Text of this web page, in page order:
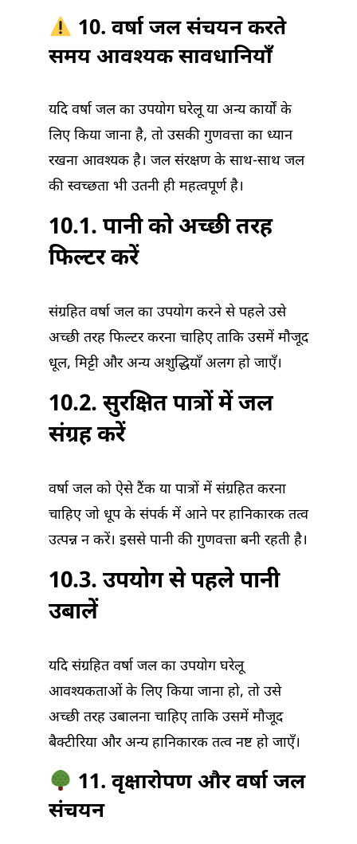
10. वर्षा जल संचयन करते
समय आवश्यक सावधानियाँ
यदि वर्षा जल का उपयोग घरेलू या अन्य कार्यों के
लिए किया जाना है, तो उसकी गुणवत्ता का ध्यान
रखना आवश्यक है। जल संरक्षण के साथ-साथ जल
की स्वच्छता भी उतनी ही महत्वपूर्ण है।
10.1. पानी को अच्छी तरह
फिल्टर करें
संग्रहित वर्षा जल का उपयोग करने से पहले उसे
अच्छी तरह फिल्टर करना चाहिए ताकि उसमें मौजूद
धूल, मिट्टी और अन्य अशुद्धियाँ अलग हो जाएँ।
10.2. सुरक्षित पात्रों में जल
संग्रह करें
वर्षा जल को ऐसे टैंक या पात्रों में संग्रहित करना
चाहिए जो धूप के संपर्क में आने पर हानिकारक तत्व
उत्पन्न न करें। इससे पानी की गुणवत्ता बनी रहती है।
10.3. उपयोग से पहले पानी
उबालें
यदि संग्रहित वर्षा जल का उपयोग घरेलू
आवश्यकताओं के लिए किया जाना हो, तो उसे
अच्छी तरह उबालना चाहिए ताकि उसमें मौजूद
बैक्टीरिया और अन्य हानिकारक तत्व नष्ट हो जाएँ।
11. वृक्षारोपण और वर्षा जल
संचयन